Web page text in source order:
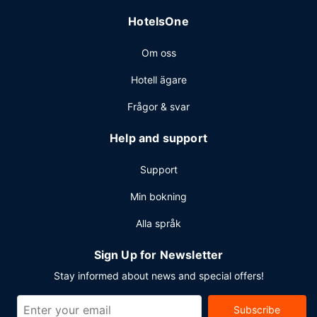
HotelsOne
Om oss
Hotell ägare
Frågor & svar
Help and support
Support
Min bokning
Alla språk
Sign Up for Newsletter
Stay informed about news and special offers!
Subscribe